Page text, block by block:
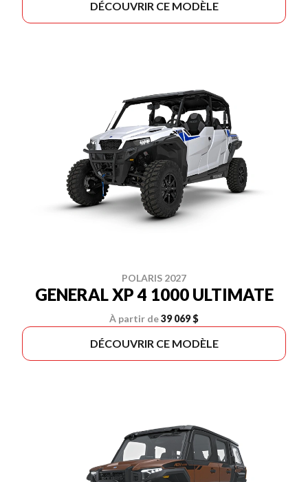
DÉCOUVRIR CE MODÈLE
POLARIS 2027
GENERAL XP 4 1000 ULTIMATE
À partir de39 069 $
DÉCOUVRIR CE MODÈLE